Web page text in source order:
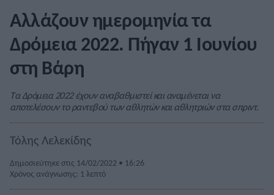
Αλλάζουν ημερομηνία τα
Δρόμεια 2022. Πήγαν 1 Ιουνίου
στη Βάρη
Τα Δρόμεια 2022 έχουν αναβαθμιστεί και αναμένεται να
αποτελέσουν το ραντεβού των αθλητών και αθλητριών στα σπριντ.
Τόλης Λελεκίδης
Δημοσιεύτηκε στις 14/02/2022 • 16:26
Χρόνος ανάγνωσης: 1 λεπτό